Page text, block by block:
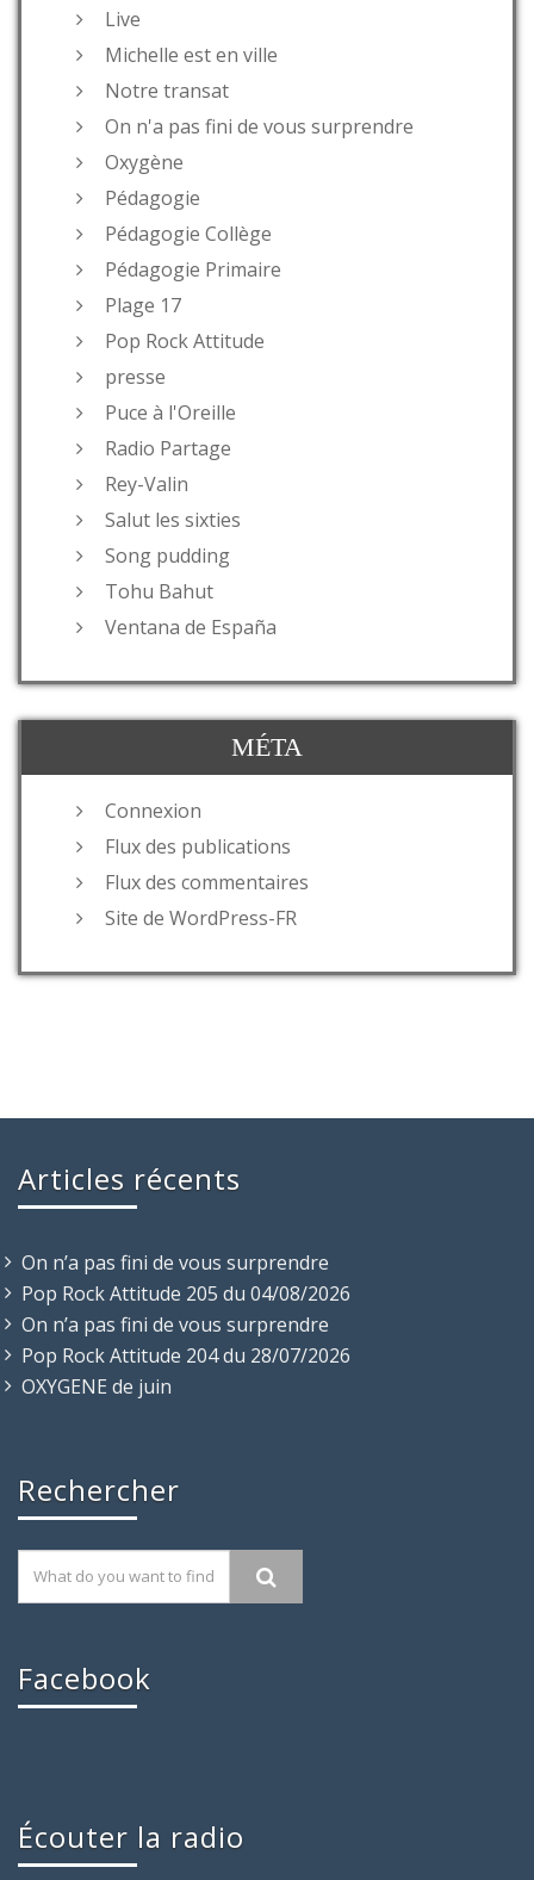
Live
Michelle est en ville
Notre transat
On n'a pas fini de vous surprendre
Oxygène
Pédagogie
Pédagogie Collège
Pédagogie Primaire
Plage 17
Pop Rock Attitude
presse
Puce à l'Oreille
Radio Partage
Rey-Valin
Salut les sixties
Song pudding
Tohu Bahut
Ventana de España
MÉTA
Connexion
Flux des publications
Flux des commentaires
Site de WordPress-FR
Articles récents
On n’a pas fini de vous surprendre
Pop Rock Attitude 205 du 04/08/2026
On n’a pas fini de vous surprendre
Pop Rock Attitude 204 du 28/07/2026
OXYGENE de juin
Rechercher
Facebook
Écouter la radio